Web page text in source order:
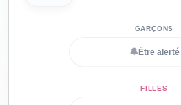
🔔 Être alerté